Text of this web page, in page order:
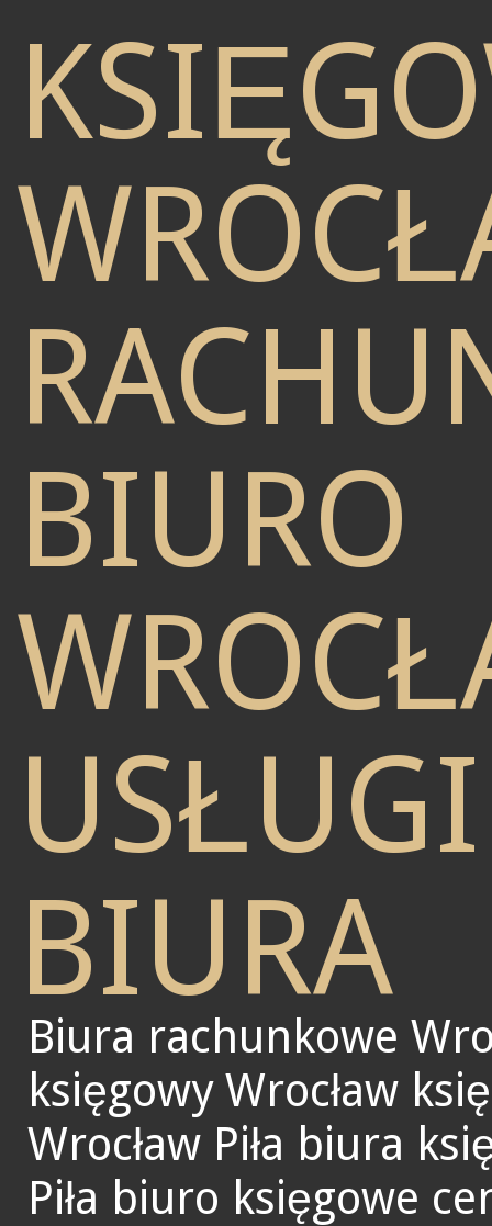
BIURO
BIURA
Biura rachunkowe
księgowy Wrocław
Wrocław Piła biura
Piła biuro księgowe